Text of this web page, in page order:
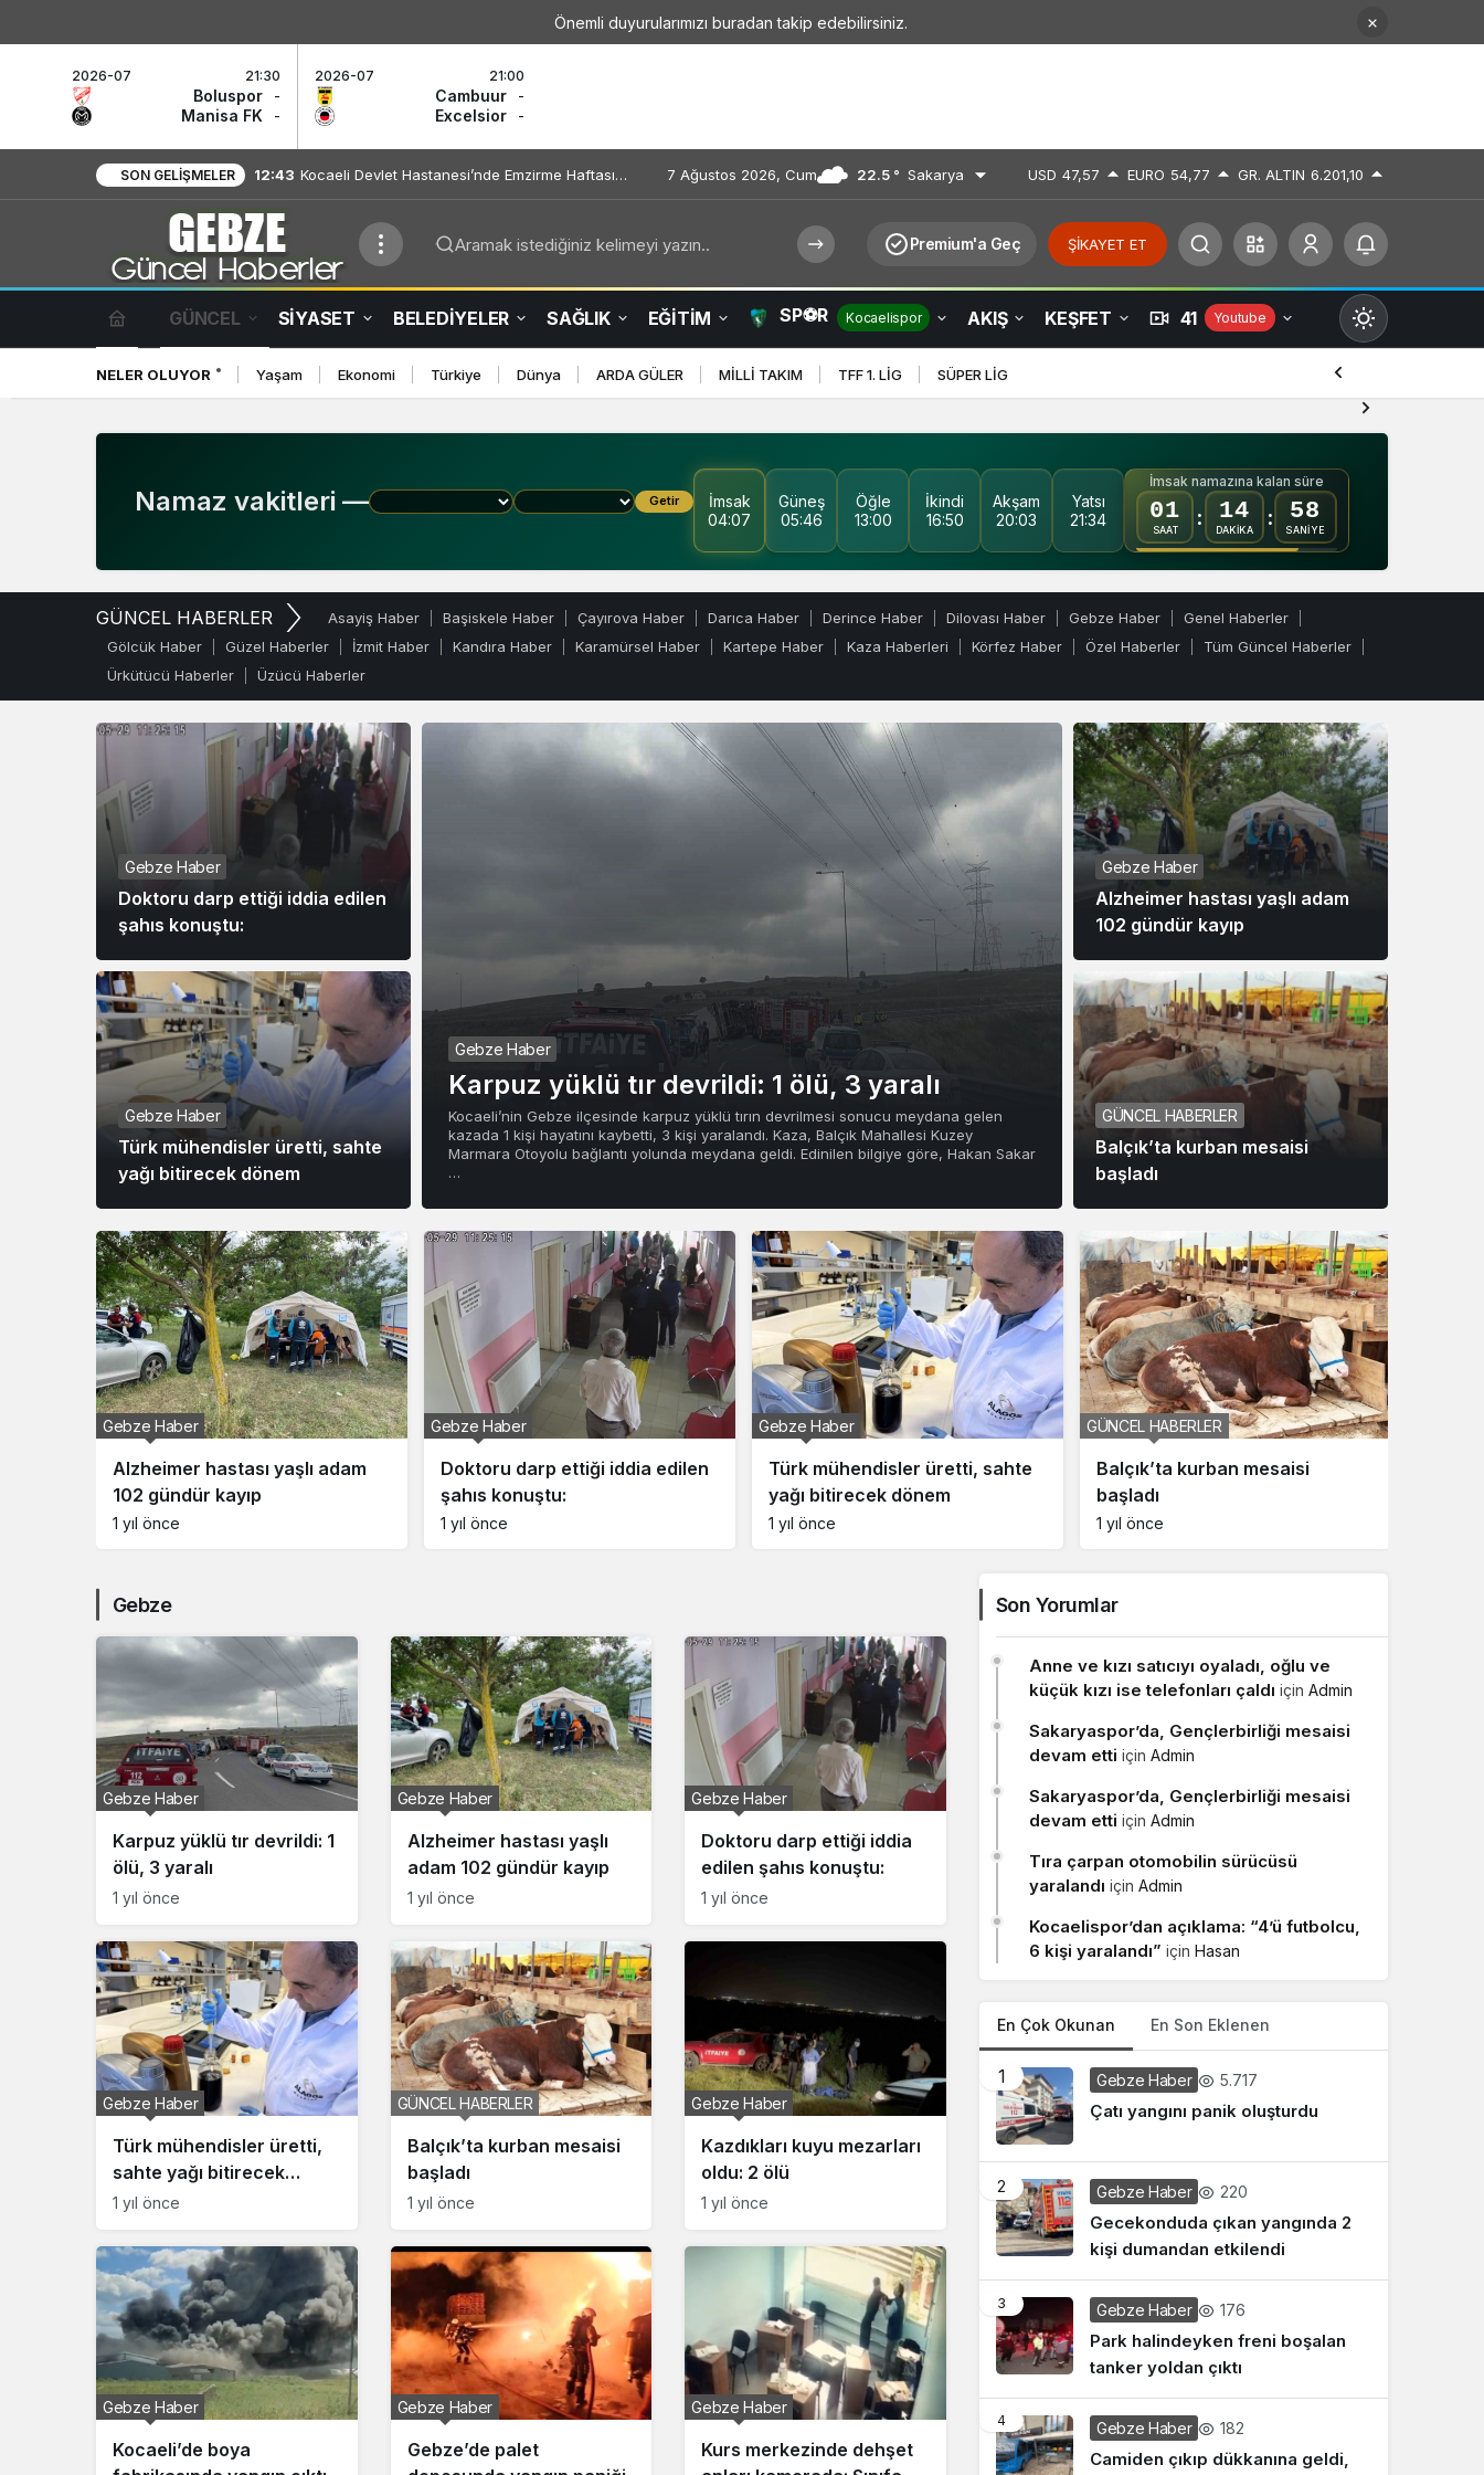
Önemli duyurularımızı buradan takip edebilirsiniz.
2026-07 21:30
Boluspor
-
Manisa FK
-
2026-07 21:00
Cambuur
-
Excelsior
-
SON GELIŞMELER
Kocaeli Devlet Hastanesi’nde Emzirme Haftası
Etkinliği 7 Ağustos 2026, Cum 22.5 ° Sakarya USD 47,57 EURO 54,77 GR. ALTIN 6.201,10
Gebze Haber Haberleri
Aramak istediğiniz kelimeyi yazın.. Premium'a Geç ŞİKAYET ET
GÜNCEL SİYASET BELEDİYELER SAĞLIK EĞİTİM SP⚽R Kocaelispor AKIŞ KEŞFET 41 Youtube
Mod
değiştir
Gündüz Modu
Gündüz modunu seçin.
NELER OLUYOR Yaşam Ekonomi Türkiye Dünya ARDA GÜLER MİLLİ TAKIM TFF 1. LİG SÜPER LİG
Namaz vakitleri — Getir
İmsak
04:07
Güneş
05:46
Öğle
13:00
İkindi
16:50
Akşam
20:03
Yatsı
21:34
İmsak namazına kalan süre
01
SAAT
: 14
DAKİKA
: 57
SANİYE
GÜNCEL HABERLER Asayiş Haber Başiskele Haber Çayırova Haber Darıca Haber Derince Haber Dilovası Haber Gebze Haber
Genel Haberler
Gölcük Haber
Güzel Haberler İzmit Haber Kandıra Haber Karamürsel Haber Kartepe Haber Kaza Haberleri Körfez Haber Özel Haberler
Tüm Güncel Haberler
Ürkütücü Haberler
Üzücü Haberler
Gebze Haber
Karpuz yüklü tır devrildi: 1 ölü, 3 yaralı
Kocaeli’nin Gebze ilçesinde karpuz yüklü tırın devrilmesi sonucu meydana gelen
kazada 1 kişi hayatını kaybetti, 3 kişi yaralandı. Kaza, Balçık Mahallesi Kuzey
Marmara Otoyolu bağlantı yolunda meydana geldi. Edinilen bilgiye göre, Hakan Sakar
…
Gebze Haber
Doktoru darp ettiği iddia edilen
şahıs konuştu:
Gebze Haber
Alzheimer hastası yaşlı adam
102 gündür kayıp
Gebze Haber
Türk mühendisler üretti, sahte
yağı bitirecek dönem
GÜNCEL HABERLER
Balçık’ta kurban mesaisi
başladı
Gebze Haber
Doktoru darp ettiği iddia edilen
şahıs konuştu:
1 yıl önce
Gebze Haber
Türk mühendisler üretti, sahte
yağı bitirecek dönem
1 yıl önce
GÜNCEL HABERLER
Balçık’ta kurban mesaisi
başladı
1 yıl önce
Gebze Haber
Kazdıkları kuyu mezarları oldu:
2 ölü
1 yıl önce
Gebze
Karpuz yüklü tır devrildi: 1
ölü, 3 yaralı
Gebze Haber
1 yıl önce
Alzheimer hastası yaşlı
adam 102 gündür kayıp
Gebze Haber
1 yıl önce
Doktoru darp ettiği iddia
edilen şahıs konuştu:
Gebze Haber
1 yıl önce
Türk mühendisler üretti,
sahte yağı bitirecek
dönem
Gebze Haber
1 yıl önce
Balçık’ta kurban mesaisi
başladı
GÜNCEL HABERLER
1 yıl önce
Kazdıkları kuyu mezarları
oldu: 2 ölü
Gebze Haber
1 yıl önce
Kocaeli’de boya
Gebze Haber
Gebze’de palet
Gebze Haber
Kurs merkezinde dehşet
Gebze Haber
Son Yorumlar
Anne ve kızı satıcıyı oyaladı, oğlu ve
küçük kızı ise telefonları çaldı için Admin
Sakaryaspor’da, Gençlerbirliği mesaisi
devam etti için Admin
Sakaryaspor’da, Gençlerbirliği mesaisi
devam etti için Admin
Tıra çarpan otomobilin sürücüsü
yaralandı için Admin
Kocaelispor’dan açıklama: “4’ü futbolcu,
6 kişi yaralandı” için Hasan
En Çok Okunan En Son Eklenen
1 Gebze Haber 5.717
Çatı yangını panik oluşturdu
2 Gebze Haber 220
Gecekonduda çıkan yangında 2
kişi dumandan etkilendi
3 Gebze Haber 176
Park halindeyken freni boşalan
tanker yoldan çıktı
4 Gebze Haber 182
Camiden çıkıp dükkanına geldi,